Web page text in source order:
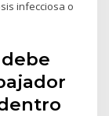
infecciosa o